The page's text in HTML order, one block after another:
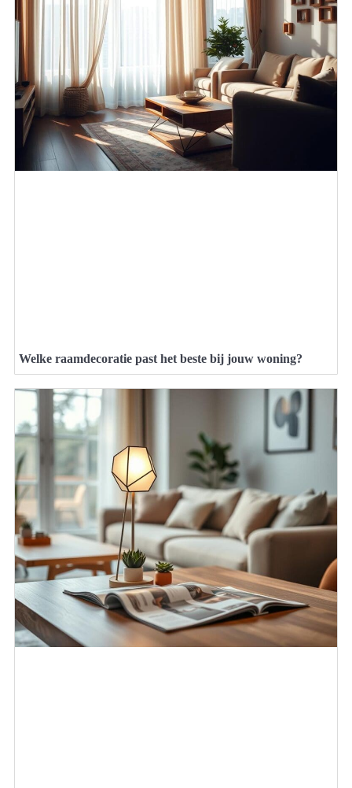
Welke raamdecoratie past het beste bij jouw woning?